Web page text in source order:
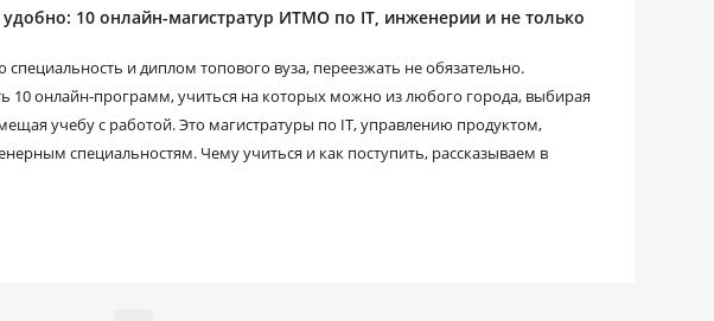
удобно: 10 онлайн-магистратур ИТМО по IT, инженерии и не только
и диплом топового вуза, переезжать не обязательно.
10 онлайн-программ, учиться на которых можно из любого города, выбирая
учебу с работой. Это магистратуры по IT, управлению продуктом,
специальностям. Чему учиться и как поступить, рассказываем в